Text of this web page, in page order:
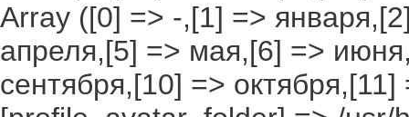
Array ([0] => -,[1] =>
апреля,[5] => мая,[6] =>
сентября,[10] =>